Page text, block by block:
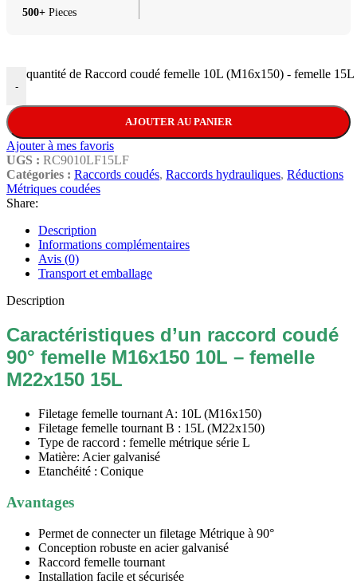
500+ Pieces
-
quantité de Raccord coudé femelle 10L (M16x150) - femelle
AJOUTER AU PANIER
Ajouter à mes favoris
UGS : RC9010LF15LF
Catégories : Raccords coudés, Raccords hydrauliques, Réductions
Métriques coudées
Share:
Description
Informations complémentaires
Avis (0)
Transport et emballage
Description
Caractéristiques d’un raccord coudé
90° femelle M16x150 10L – femelle
M22x150 15L
Filetage femelle tournant A: 10L (M16x150)
Filetage femelle tournant B : 15L (M22x150)
Type de raccord : femelle métrique série L
Matière: Acier galvanisé
Etanchéité : Conique
Avantages
Permet de connecter un filetage Métrique à 90°
Conception robuste en acier galvanisé
Raccord femelle tournant
Installation facile et sécurisée